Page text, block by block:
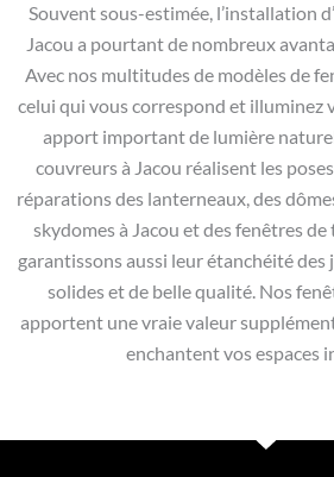
Souvent sous-estimée, l’installation
Jacou a pourtant de nombreux
Avec nos multitudes de modèles de
celui qui vous correspond et illuminez
apport important de lumière
couvreurs à Jacou réalisent les
réparations des lanterneaux, des
skydomes à Jacou et des fenêtres
garantissons aussi leur étanchéité
solides et de belle qualité. Nos
apportent une vraie valeur
enchantent vos espaces